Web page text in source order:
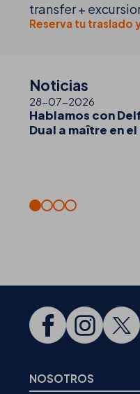
transfer +
Reserva tu traslado
Noticias
28-07-2026
Hablamos con
Dual a maître en
NOSOTROS